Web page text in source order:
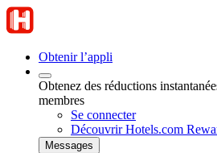
Obtenir l’appli
Obtenez des réductions
membres
Se connecter
Découvrir Hotels.com
Messages